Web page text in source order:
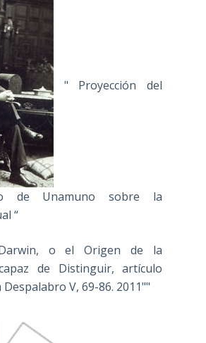
" Proyección del
de Unamuno sobre la
“
o el Origen de la
de Distinguir, artículo
V, 69-86. 2011""